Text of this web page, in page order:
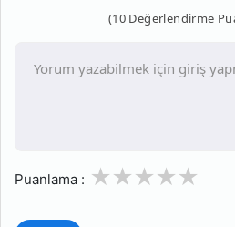
(10 Değerlendirme
Puanlama : 3
2
1